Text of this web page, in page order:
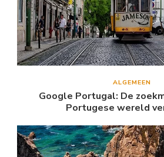
ALGEMEEN
Google Portugal: De
Portugese wereld